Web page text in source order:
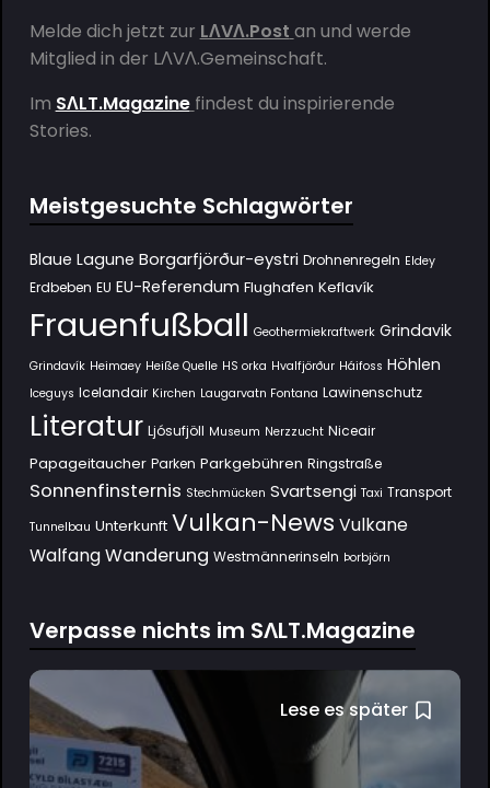
Melde dich jetzt zur LΛVΛ.Post an und werde
Mitglied in der LΛVΛ.Gemeinschaft.
Im SΛLT.Magazine findest du inspirierende
Stories.
Meistgesuchte Schlagwörter
Blaue Lagune Borgarfjörður-eystri Drohnenregeln Eldey
Erdbeben EU EU-Referendum Flughafen Keflavík
Frauenfußball Geothermiekraftwerk Grindavik
Grindavík Heimaey Heiße Quelle HS orka Hvalfjörður Háifoss Höhlen
Iceguys Icelandair Kirchen Laugarvatn Fontana Lawinenschutz
Literatur Ljósufjöll Museum Nerzzucht Niceair
Papageitaucher Parken Parkgebühren Ringstraße
Sonnenfinsternis Stechmücken Svartsengi Taxi Transport
Tunnelbau Unterkunft Vulkan-News Vulkane
Walfang Wanderung Westmännerinseln Þorbjörn
Verpasse nichts im SΛLT.Magazine
Lese es später